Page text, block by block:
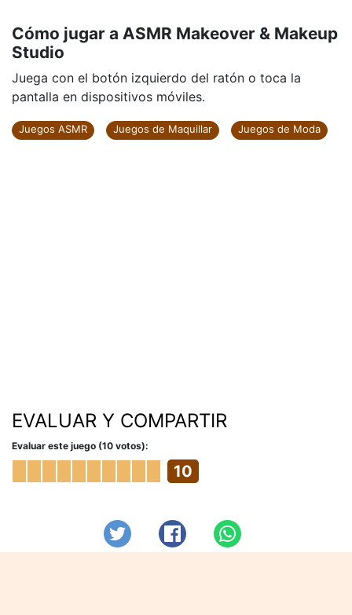
Cómo jugar a ASMR Makeover & Makeup
Studio
Juega con el botón izquierdo del ratón o toca la
pantalla en dispositivos móviles.
Juegos ASMR Juegos de Maquillar Juegos de Moda
EVALUAR Y COMPARTIR
Evaluar este juego (10 votos):
10